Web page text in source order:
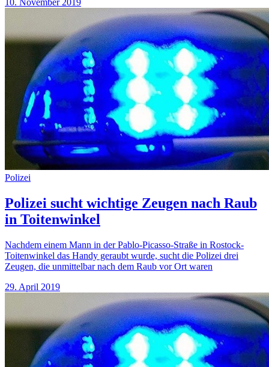
10. November 2019
Polizei
Polizei sucht wichtige Zeugen nach Raub
in Toitenwinkel
Nachdem einem Mann in der Pablo-Picasso-Straße in Rostock-
Toitenwinkel das Handy geraubt wurde, sucht die Polizei drei
Zeugen, die unmittelbar nach dem Raub vor Ort waren
29. April 2019